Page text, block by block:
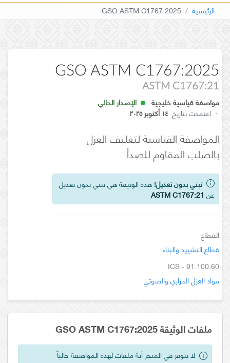
الرئيسية GSO ASTM C1767:2025
GSO ASTM C1767:2025
ASTM C1767:21
مواصفة قياسية خليجية
الإصدار الحالي
· اعتمدت بتاريخ ١٤ أكتوبر ٢٠٢٥
المواصفة القياسية لتغليف العزل
بالصلب المقاوم للصدأ
تبني بدون تعديل! هذه الوثيقة هي تبني بدون تعديل
عن ASTM C1767:21
القطاع
قطاع التشييد والبناء
ICS - 91.100.60
مواد العزل الحراري والصوتي
ملفات الوثيقة GSO ASTM C1767:2025
لا تتوفر في المتجر أية ملفات لهذه المواصفة حالياً